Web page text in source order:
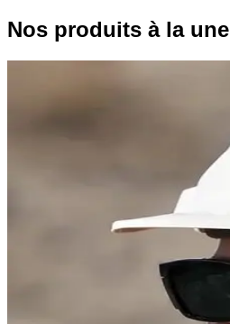
Nos produits à la une